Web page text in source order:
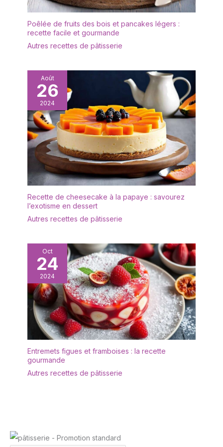
couper et de soulever
facilement des aliments
durs tels que des
lasagnes ou des pizzas.
Le couteau intégré a une
facilement les tartes et
les gâteaux en portions.
La forme de la pelle à
gâteau est ergonomique
pour une prise en main
confortable et une bonne
surface de préhension.
Facile à nettoyer : la
surface lisse a été polie
en plusieurs processus
pour éliminer facilement
les résidus alimentaires,
de sorte qu'elle peut
à la main et conserve
des années d'utilisation,
elle passe au lave-
vaisselle et vous fait
gagner du temps et de
l'énergie dans la cuisine.
Utilisation polyvalente:
Ces pelles à tarte
conviennent aussi bien
pour les ménages que
pour les restaurants, les
cafés et les services de
fêtes privées, vous
peuvent être utilisées
pour le service quotidien
Poêlée de fruits des bois et pancakes légers :
recette facile et gourmande
Autres recettes de pâtisserie
Août
26
2024
Recette de cheesecake à la papaye : savourez
l’exotisme en dessert
Autres recettes de pâtisserie
Oct
24
2024
Entremets figues et framboises : la recette
gourmande
Autres recettes de pâtisserie